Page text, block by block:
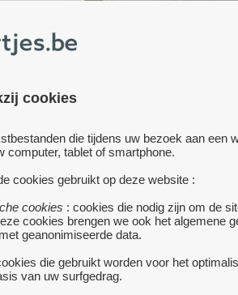
cookies
die tijdens uw bezoek aan een
computer, tablet of smartphone.
cookies gebruikt op deze website :
cookies : cookies die nodig zijn om de
cookies brengen we ook het algemene
geanonimiseerde data.
die gebruikt worden voor het
van uw surfgedrag.
meer...
REGENPUT
500 €
enkel af te halen
te koop
zijn 30cm